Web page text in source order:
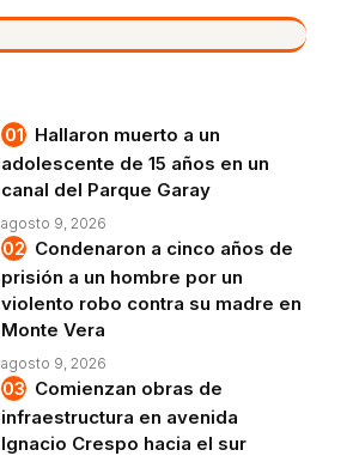
Hallaron muerto a un
adolescente de 15 años en un
canal del Parque Garay
agosto 9, 2026
Condenaron a cinco años de
prisión a un hombre por un
violento robo contra su madre en
Monte Vera
agosto 9, 2026
Comienzan obras de
infraestructura en avenida
Ignacio Crespo hacia el sur